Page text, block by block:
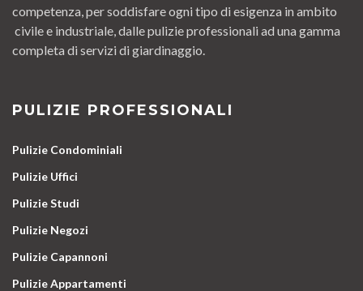
competenza, per soddisfare ogni tipo di esigenza in ambito
civile e industriale, dalle pulizie professionali ad una gamma
completa di servizi di giardinaggio.
PULIZIE PROFESSIONALI
Pulizie Condominiali
Pulizie Uffici
Pulizie Studi
Pulizie Negozi
Pulizie Capannoni
Pulizie Appartamenti